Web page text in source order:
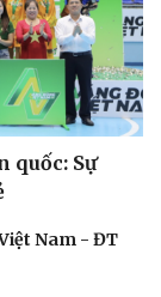
quốc: Sự
Nam - ĐT